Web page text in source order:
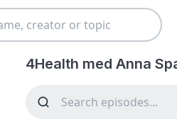
4Health med Anna